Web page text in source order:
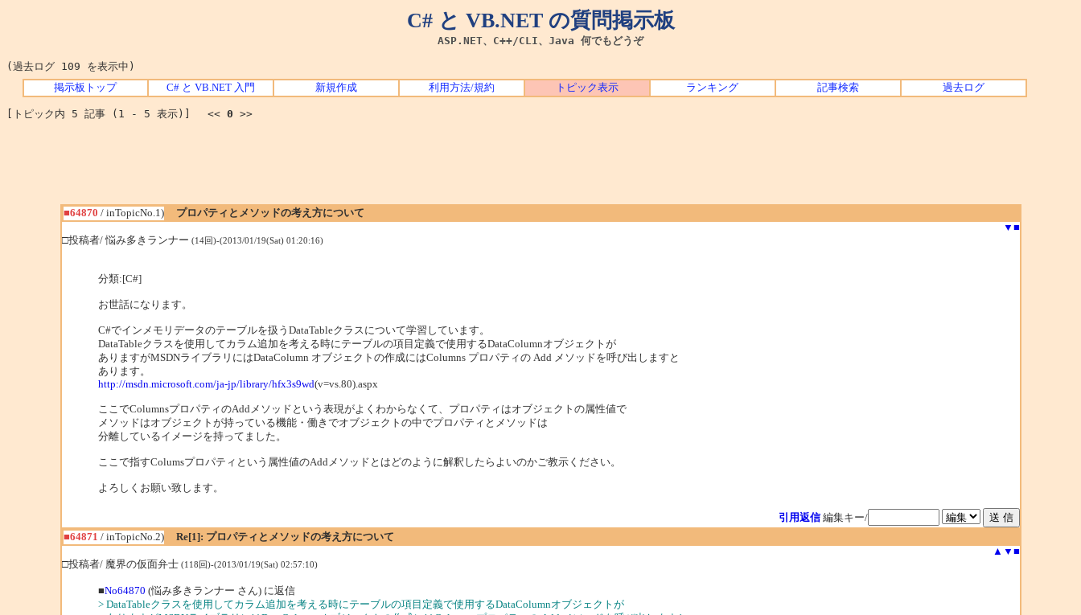
C# と VB.NET の質問掲示板
ASP.NET、C++/CLI、Java 何でもどうぞ
(過去ログ 109 を表示中)
掲示板トップ C# と VB.NET 入門 新規作成 利用方法/規約 トピック表示 ランキング 記事検索 過去ログ
[トピック内 5 記事 (1 - 5 表示)] << 0 >>
■64870 / inTopicNo.1)
プロパティとメソッドの考え方について
▼ ■
□投稿者/ 悩み多きランナー (14回)-(2013/01/19(Sat) 01:20:16)
分類:[C#]
お世話になります。
C#でインメモリデータのテーブルを扱うDataTableクラスについて学習しています。
DataTableクラスを使用してカラム追加を考える時にテーブルの項目定義で使用するDataColumnオブジェクトが
ありますがMSDNライブラリにはDataColumn オブジェクトの作成にはColumns プロパティの Add メソッドを呼び出しますと
あります。
http://msdn.microsoft.com/ja-jp/library/hfx3s9wd(v=vs.80).aspx
ここでColumnsプロパティのAddメソッドという表現がよくわからなくて、プロパティはオブジェクトの属性値で
メソッドはオブジェクトが持っている機能・働きでオブジェクトの中でプロパティとメソッドは
分離しているイメージを持ってました。
ここで指すColumsプロパティという属性値のAddメソッドとはどのように解釈したらよいのかご教示ください。
よろしくお願い致します。
引用返信 編集キー/
■64871 / inTopicNo.2)
Re[1]: プロパティとメソッドの考え方について
▲ ▼ ■
□投稿者/ 魔界の仮面弁士 (118回)-(2013/01/19(Sat) 02:57:10)
■No64870 (悩み多きランナー さん) に返信
> DataTableクラスを使用してカラム追加を考える時にテーブルの項目定義で使用するDataColumnオブジェクトが